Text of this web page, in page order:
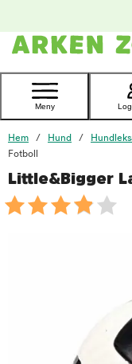
Kontakta
Meny
Hem Hund
Fotboll
Little&Bigger
foo